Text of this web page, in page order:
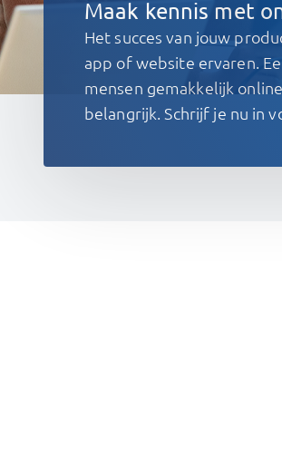
Maak kennis met
Het succes van jouw
app of website ervaren.
mensen gemakkelijk
belangrijk. Schrijf je nu in